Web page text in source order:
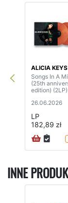
ALICIA KEYS
Songs In A
(25th
edition) (2LP)
26.06.2026
LP
182,89 zł
INNE